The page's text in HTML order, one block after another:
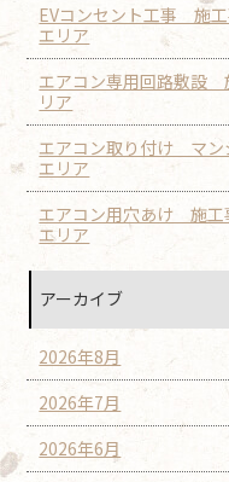
EVコンセント工事
エリア
エアコン専用回路敷
リア
エアコン取り付け
エリア
エアコン用穴あけ
エリア
アーカイブ
2026年8月
2026年7月
2026年6月